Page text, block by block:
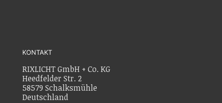
KONTAKT
RIXLICHT GmbH + Co. KG
Heedfelder Str. 2
58579 Schalksmühle
Deutschland